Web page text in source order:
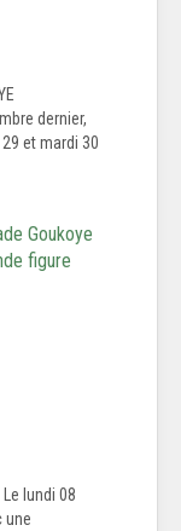
dernier,
et mardi 30
Goukoye
figure
lundi 08
une